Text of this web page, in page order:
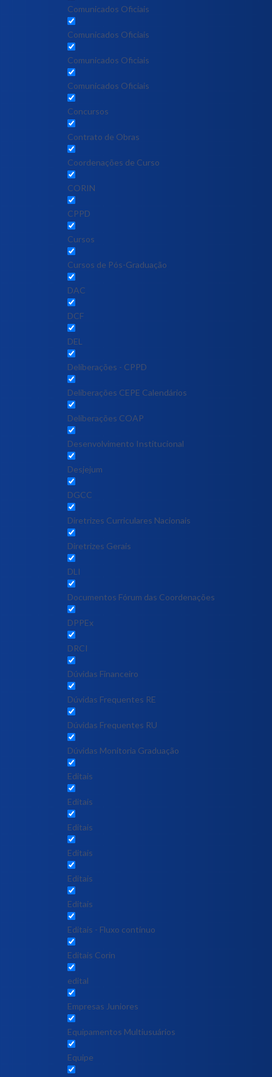
Comunicados Oficiais
Comunicados Oficiais
Comunicados Oficiais
Comunicados Oficiais
Concursos
Contrato de Obras
Coordenações de Curso
CORIN
CPPD
Cursos
Cursos de Pós-Graduação
DAC
DCF
DEL
Deliberações - CPPD
Deliberações CEPE Calendários
Deliberações COAP
Desenvolvimento Institucional
Desjejum
DGCC
Diretrizes Curriculares Nacionais
Diretrizes Gerais
DLI
Documentos Fórum das Coordenações
DPPEx
DRCI
Dúvidas Financeiro
Dúvidas Frequentes RE
Dúvidas Frequentes RU
Dúvidas Monitoria Graduação
Editais
Editais
Editais
Editais
Editais
Editais
Editais - Fluxo contínuo
Editais Corin
edital
Empresas Juniores
Equipamentos Multiusuários
Equipe